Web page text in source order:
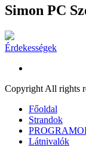
Simon PC
Érdekességek
Copyright All rights
Főoldal
Strandok
Látnivalók